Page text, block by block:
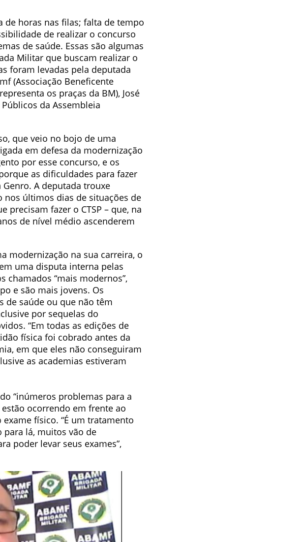
de horas nas filas; falta de tempo
de realizar o concurso
de saúde. Essas são algumas
Militar que buscam realizar o
foram levadas pela deputada
(Associação Beneficente
os praças da BM), José
da Assembleia
que veio no bojo de uma
em defesa da modernização
por esse concurso, e os
as dificuldades para fazer
A deputada trouxe
nos últimos dias de situações de
precisam fazer o CTSP – que, na
de nível médio ascenderem
modernização na sua carreira, o
uma disputa interna pelas
chamados “mais modernos”,
e são mais jovens. Os
de saúde ou que não têm
por sequelas do
“Em todas as edições de
física foi cobrado antes da
em que eles não conseguiram
as academias estiveram
“inúmeros problemas para a
ocorrendo em frente ao
físico. “É um tratamento
para lá, muitos vão de
poder levar seus exames”,